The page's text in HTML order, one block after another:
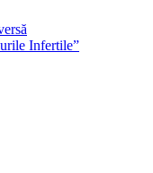
Infertile”